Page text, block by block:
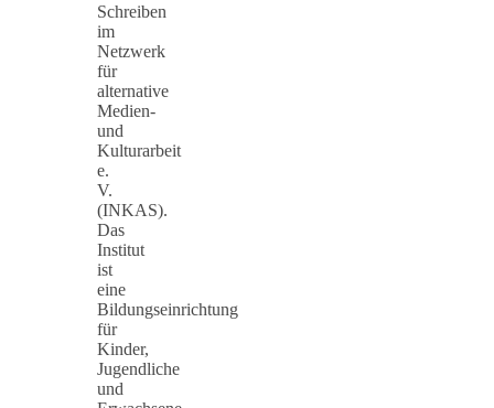
Schreiben
im
Netzwerk
für
alternative
Medien-
und
Kulturarbeit
e.
V.
(INKAS).
Das
Institut
ist
eine
Bildungseinrichtung
für
Kinder,
Jugendliche
und